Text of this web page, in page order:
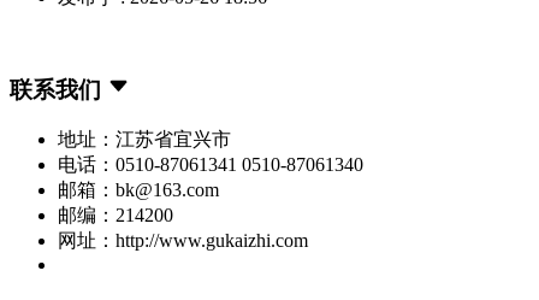
联系我们
地址：江苏省宜兴市
电话：0510-87061341 0510-87061340
邮箱：bk@163.com
邮编：214200
网址：http://www.gukaizhi.com